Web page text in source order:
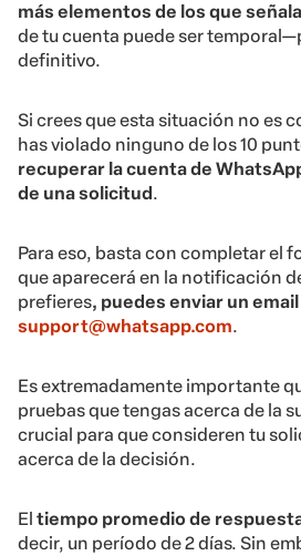
más elementos de los que
de tu cuenta puede ser
definitivo.
Si crees que esta situación no es
has violado ninguno de los 10
recuperar la cuenta de
de una solicitud .
Para eso, basta con completar el
que aparecerá en la notificación
prefieres, puedes enviar un
support@whatsapp.com.
Es extremadamente importante
pruebas que tengas acerca de la
crucial para que consideren tu
acerca de la decisión.
El tiempo promedio de
decir, un período de 2 días. Sin